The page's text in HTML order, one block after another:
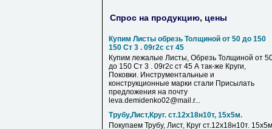
Спрос на продукцию, цены
Купим Листы обрезь Толщиной от 50 до 150
150 Ст 3 . 09г2с ст 45
Купим лежалые Листы, Обрезь Толщиной от
до 150 Ст 3 . 09г2с ст 45 А так-же Круги,
Поковки. Инструментальные и
конструкционные марки стали Присылать
предложения на почту
leva.demidenko02@mail.r...
Трубу,Лист,Круг. ст.12х18н10т, 15х5м.
Покупаем Трубу, Лист, Круг ст.12х18н10т.